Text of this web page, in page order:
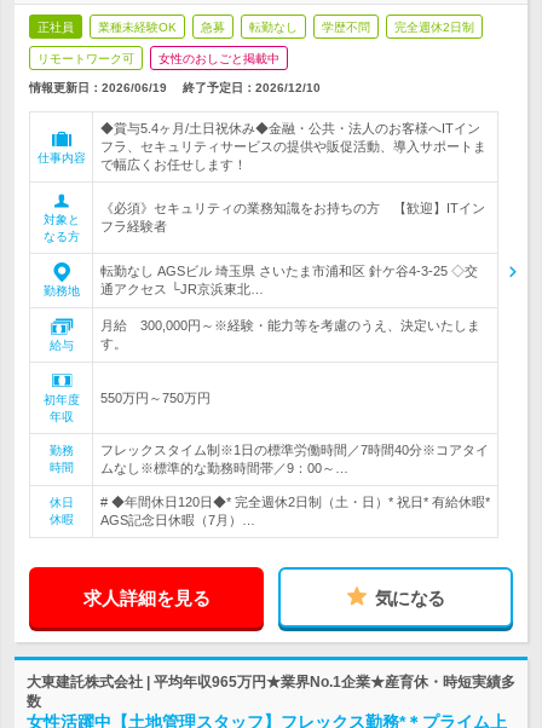
正社員 業種未経験OK 急募 転勤なし 学歴不問 完全週休2日制
リモートワーク可 女性のおしごと掲載中
情報更新日：2026/06/19 終了予定日： 2026/12/10
仕事内容
◆賞与5.4ヶ月/土日祝休み◆金融・公共・法人のお客様へITイン
フラ、セキュリティサービスの提供や販促活動、導入サポートま
で幅広くお任せします！
対象と
なる方
《必須》セキュリティの業務知識をお持ちの方 【歓迎】ITイン
フラ経験者
勤務地
転勤なし AGSビル 埼玉県 さいたま市浦和区 針ケ谷4-3-25 ◇交
通アクセス └JR京浜東北…
給与
月給 300,000円～※経験・能力等を考慮のうえ、決定いたしま
す。
初年度
年収
550万円～750万円
勤務
時間
フレックスタイム制※1日の標準労働時間／7時間40分※コアタイ
ムなし※標準的な勤務時間帯／9：00～…
休日
休暇
# ◆年間休日120日◆* 完全週休2日制（土・日）* 祝日* 有給休暇*
AGS記念日休暇（7月）…
求人詳細を見る 気になる
大東建託株式会社 | 平均年収965万円★業界No.1企業★産育休・時短実績多
数
女性活躍中【土地管理スタッフ】フレックス勤務*＊プライム上